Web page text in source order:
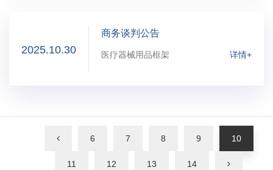
2025.10.30
商务谈判公告
医疗器械用品框架 详情+
6 7 8 9 10
11 12 13 14